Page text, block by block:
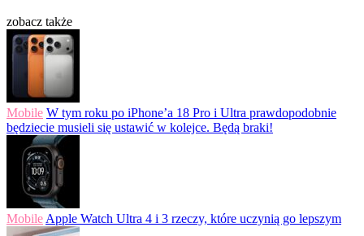
zobacz także
Mobile W tym roku po iPhone’a 18 Pro i Ultra prawdopodobnie
będziecie musieli się ustawić w kolejce. Będą braki!
Mobile Apple Watch Ultra 4 i 3 rzeczy, które uczynią go lepszym